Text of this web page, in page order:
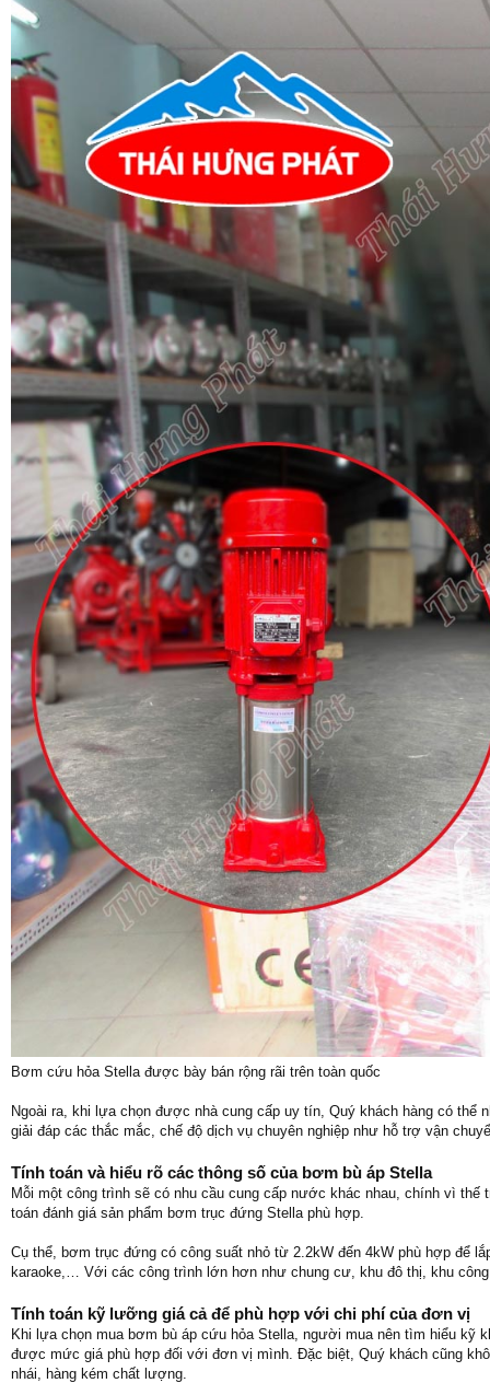
Bơm cứu hỏa Stella được bày bán rộng rãi trên toàn quốc
Ngoài ra, khi lựa chọn được nhà cung cấp uy tín, Quý khách hàng có
giải đáp các thắc mắc, chế độ dịch vụ chuyên nghiệp như hỗ trợ vận
Tính toán và hiểu rõ các thông số của bơm bù áp Stella
Mỗi một công trình sẽ có nhu cầu cung cấp nước khác nhau, chính vì
toán đánh giá sản phẩm bơm trục đứng Stella phù hợp.
Cụ thể, bơm trục đứng có công suất nhỏ từ 2.2kW đến 4kW phù hợp để
karaoke,… Với các công trình lớn hơn như chung cư, khu đô thị, khu
Tính toán kỹ lưỡng giá cả để phù hợp với chi phí của đơn vị
Khi lựa chọn mua bơm bù áp cứu hỏa Stella, người mua nên tìm hiểu kỹ
được mức giá phù hợp đối với đơn vị mình. Đặc biệt, Quý khách cũng
nhái, hàng kém chất lượng.